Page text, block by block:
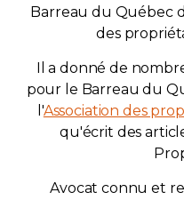
Barreau du Québec
des
Il a donné de
pour le Barreau du
l'Association des
qu'écrit des
Avocat connu et